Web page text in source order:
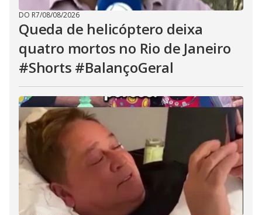
DO R7/08/08/2026
Queda de helicóptero deixa
quatro mortos no Rio de Janeiro
#Shorts #BalançoGeral